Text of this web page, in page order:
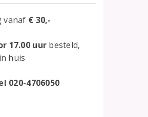
vanaf € 30,-
17.00 uur besteld,
in huis
020-4706050